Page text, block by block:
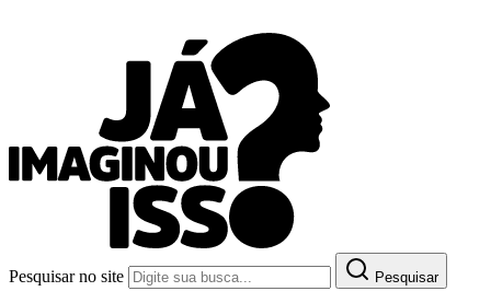
Pesquisar no site Pesquisar